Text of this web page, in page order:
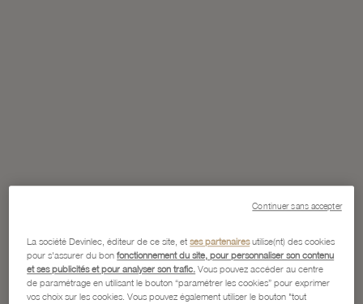
La société Devinlec, éditeur de ce site, etses partenairesutilise(nt) des cookies
pour s'assurer du bonfonctionnement du site, pour personnaliser son contenu
et ses publicités et pour analyser son trafic. Vous pouvez accéder au centre
de paramétrage en utilisant le bouton “paramétrer les cookies” pour exprimer
vos choix sur les cookies. Vous pouvez également utiliser le bouton "tout
Continuer sans accepter